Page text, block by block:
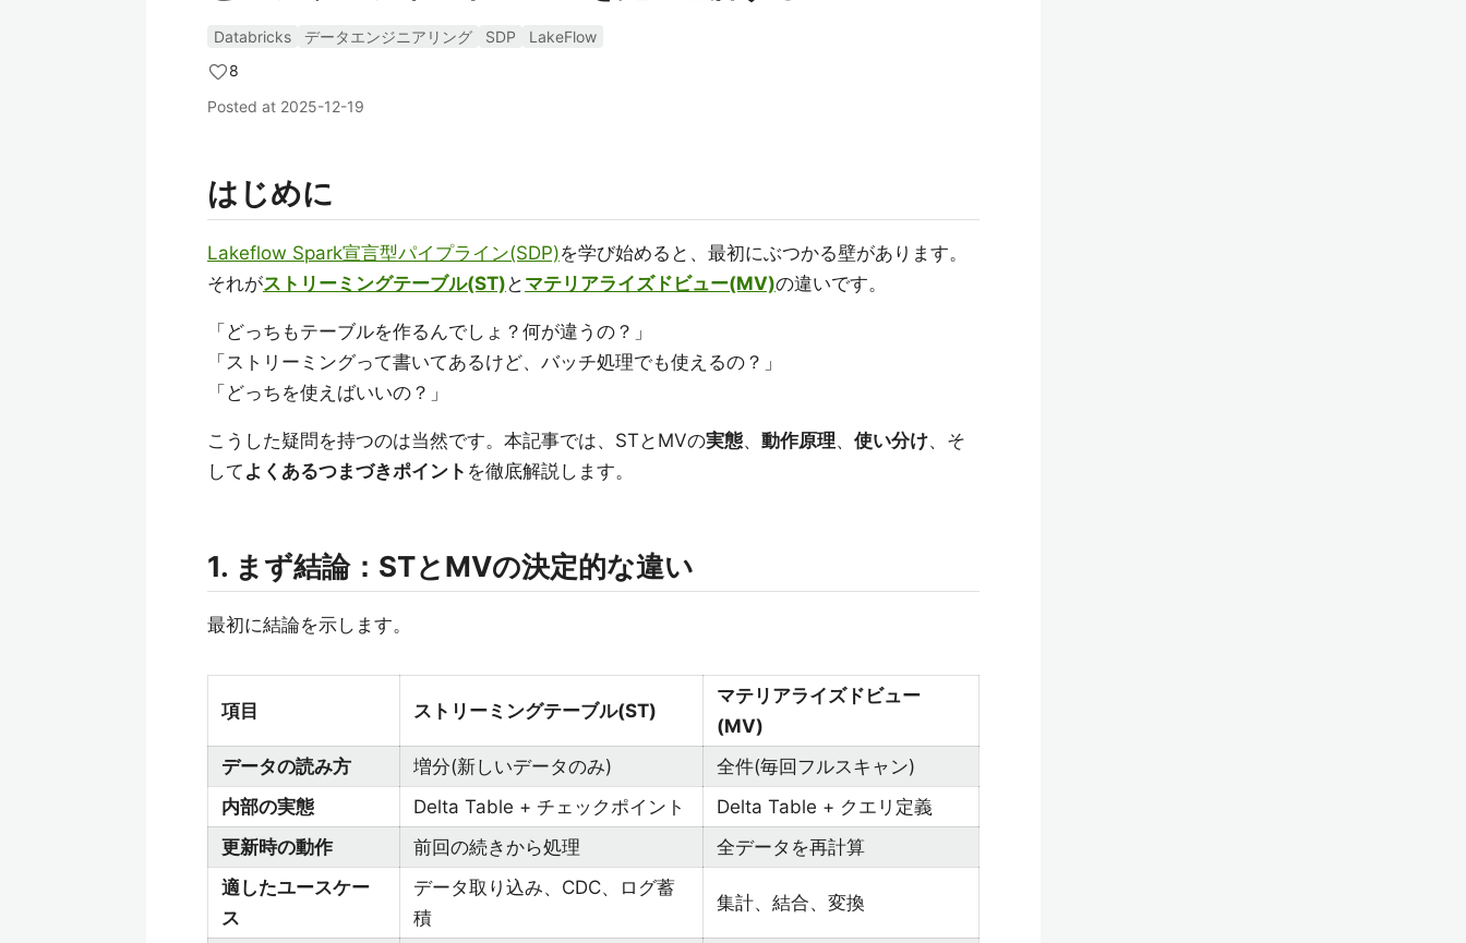
Databricks データエンジニアリング SDP
LakeFlow
8
Posted at 2025-12-19
はじめに
Lakeflow Spark宣言型パイプライン(SDP)を学び始めると、最初にぶつかる壁があります。
それがストリーミングテーブル(ST) と マテリアライズドビュー(MV)の違いです。
「どっちもテーブルを作るんでしょ？何が違うの？」
「ストリーミングって書いてあるけど、バッチ処理でも使えるの？」
「どっちを使えばいいの？」
こうした疑問を持つのは当然です。本記事では、STとMVの実態、 動作原理、 使い分け、そ
して よくあるつまづきポイント を徹底解説します。
1. まず結論：STとMVの決定的な違い
最初に結論を示します。
項目 ストリーミングテーブル(ST)
マテリアライズドビュー
(MV)
データの読み方
増分(新しいデータのみ)
全件(毎回フルスキャン)
内部の実態
Delta Table + チェックポイント
Delta Table + クエリ定義
更新時の動作
前回の続きから処理
全データを再計算
適したユースケー
ス
データ取り込み、CDC、ログ蓄
積
集計、結合、変換